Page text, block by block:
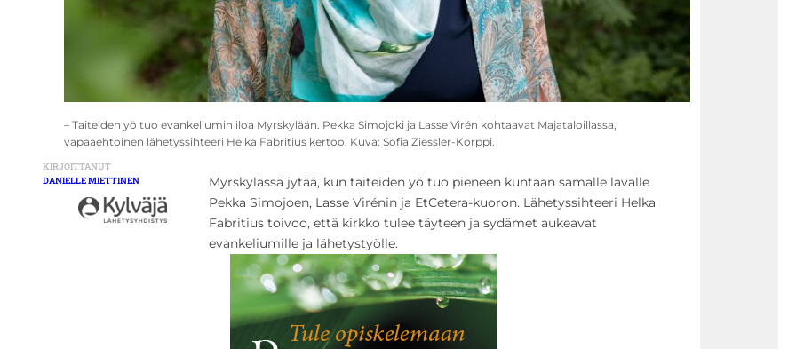
– Taiteiden yö tuo evankeliumin iloa Myrskylään. Pekka Simojoki ja Lasse Virén kohtaavat Majataloillassa,
vapaaehtoinen lähetyssihteeri Helka Fabritius kertoo. Kuva: Sofia Ziessler-Korppi.
KIRJOITTANUT
DANIELLE MIETTINEN
Myrskylässä jytää, kun taiteiden yö tuo pieneen kuntaan samalle lavalle
Pekka Simojoen, Lasse Virénin ja EtCetera-kuoron. Lähetyssihteeri Helka
Fabritius toivoo, että kirkko tulee täyteen ja sydämet aukeavat
evankeliumille ja lähetystyölle.